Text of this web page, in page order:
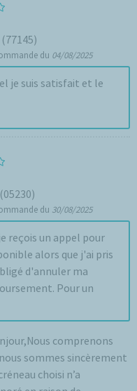
du 04/08/2025
je suis satisfait et le
du 30/08/2025
reçois un appel pour
alors que j'ai pris
d'annuler ma
Pour un
comprenons
sommes sincèrement
choisi n’a